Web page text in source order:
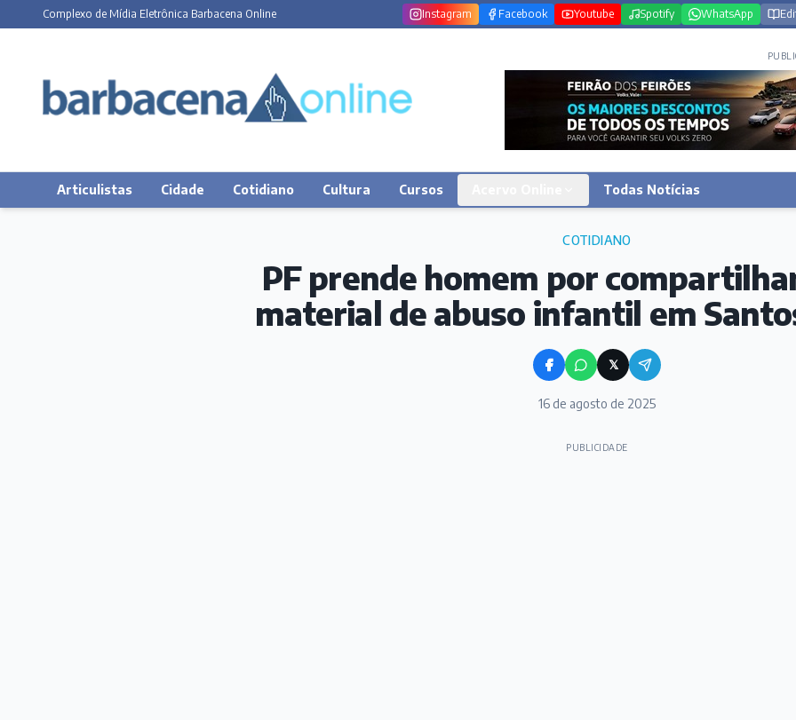
Complexo de Mídia Eletrônica Barbacena Online Instagram Facebook Youtube Spotify WhatsApp
Articulistas Cidade Cotidiano Cultura Cursos Todas Notícias
COTIDIANO
PF prende homem por
material de abuso infantil em
𝕏
16 de agosto de 2025
PUBLICIDADE